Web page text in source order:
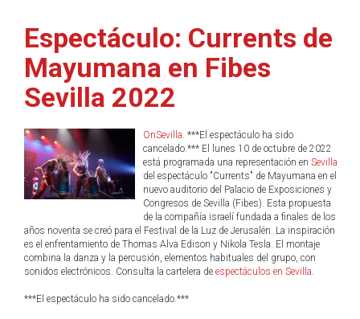
Espectáculo: Currents de
Mayumana en Fibes
Sevilla 2022
OnSevilla. ***El espectáculo ha sido
cancelado.*** El lunes 10 de octubre de 2022
está programada una representación en Sevilla
del espectáculo "Currents" de Mayumana en el
nuevo auditorio del Palacio de Exposiciones y
Congresos de Sevilla (Fibes). Esta propuesta
de la compañía israelí fundada a finales de los
años noventa se creó para el Festival de la Luz de Jerusalén. La inspiración
es el enfrentamiento de Thomas Alva Edison y Nikola Tesla. El montaje
combina la danza y la percusión, elementos habituales del grupo, con
sonidos electrónicos. Consulta la cartelera de espectáculos en Sevilla.
***El espectáculo ha sido cancelado.***